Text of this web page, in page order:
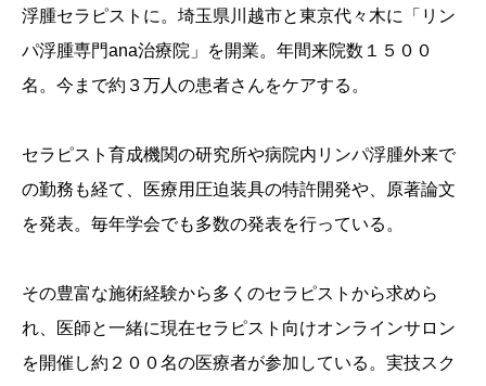
浮腫セラピストに。埼玉県川越市と東京代々木に「リン
パ浮腫専門ana治療院」を開業。年間来院数１５００
名。今まで約３万人の患者さんをケアする。
セラピスト育成機関の研究所や病院内リンパ浮腫外来で
の勤務も経て、医療用圧迫装具の特許開発や、原著論文
を発表。毎年学会でも多数の発表を行っている。
その豊富な施術経験から多くのセラピストから求めら
れ、医師と一緒に現在セラピスト向けオンラインサロン
を開催し約２００名の医療者が参加している。実技スク